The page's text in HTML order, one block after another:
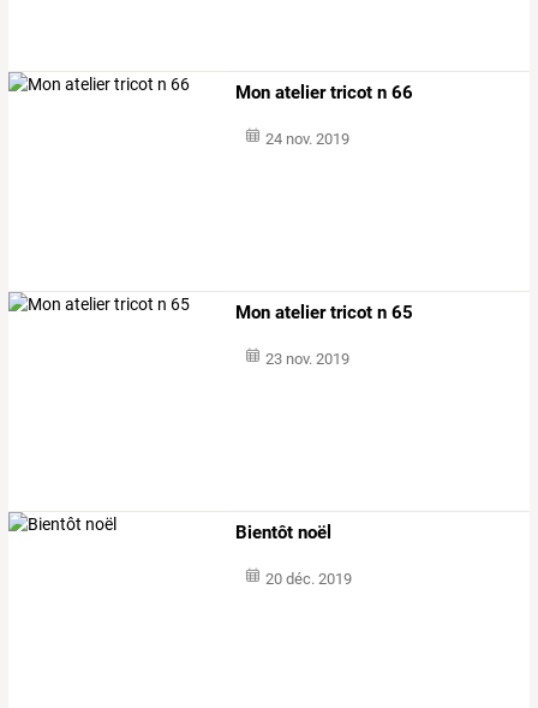
Mon atelier tricot n 66
24 nov. 2019
Mon atelier tricot n 65
23 nov. 2019
Bientôt noël
20 déc. 2019